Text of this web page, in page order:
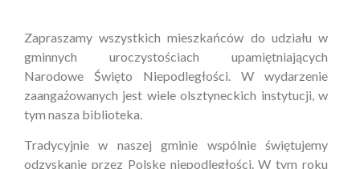
Zapraszamy wszystkich mieszkańców do udziału w
gminnych uroczystościach upamiętniających
Narodowe Święto Niepodległości. W wydarzenie
zaangażowanych jest wiele olsztyneckich instytucji, w
tym nasza biblioteka.
Tradycyjnie w naszej gminie wspólnie świętujemy
odzyskanie przez Polskę niepodległości. W tym roku